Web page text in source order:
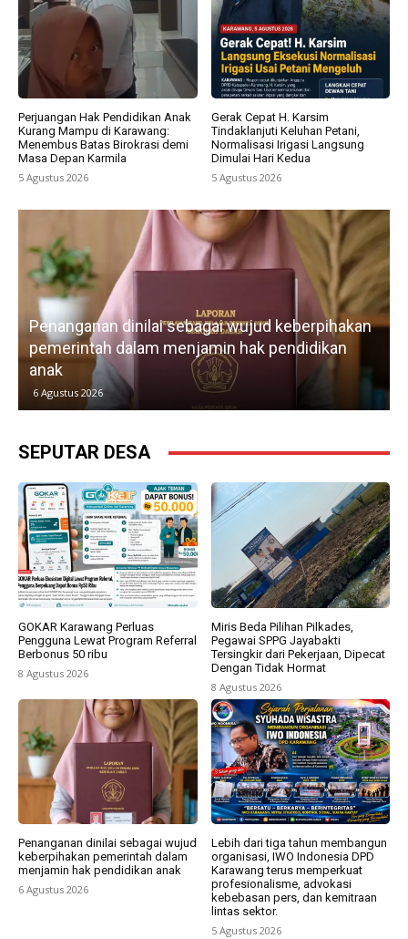
Perjuangan Hak Pendidikan Anak
Kurang Mampu di Karawang:
Menembus Batas Birokrasi demi
Masa Depan Karmila
5 Agustus 2026
Gerak Cepat H. Karsim
Tindaklanjuti Keluhan Petani,
Normalisasi Irigasi Langsung
Dimulai Hari Kedua
5 Agustus 2026
Penanganan dinilai sebagai wujud keberpihakan
pemerintah dalam menjamin hak pendidikan
anak
6 Agustus 2026
SEPUTAR DESA
GOKAR Karawang Perluas
Pengguna Lewat Program Referral
Berbonus 50 ribu
8 Agustus 2026
Miris Beda Pilihan Pilkades,
Pegawai SPPG Jayabakti
Tersingkir dari Pekerjaan, Dipecat
Dengan Tidak Hormat
8 Agustus 2026
Penanganan dinilai sebagai wujud
keberpihakan pemerintah dalam
menjamin hak pendidikan anak
6 Agustus 2026
Lebih dari tiga tahun membangun
organisasi, IWO Indonesia DPD
Karawang terus memperkuat
profesionalisme, advokasi
kebebasan pers, dan kemitraan
lintas sektor.
5 Agustus 2026